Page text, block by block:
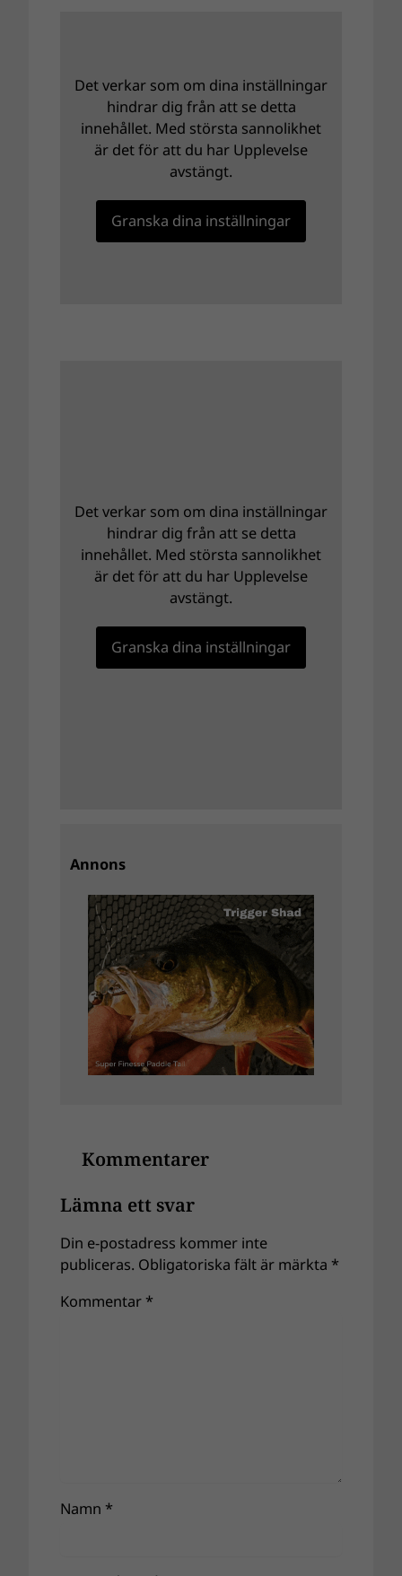
Det verkar som om dina inställningar
hindrar dig från att se detta
innehållet. Med största sannolikhet
är det för att du har Upplevelse
avstängt.
Granska dina inställningar
Det verkar som om dina inställningar
hindrar dig från att se detta
innehållet. Med största sannolikhet
är det för att du har Upplevelse
avstängt.
Granska dina inställningar
Annons
Kommentarer
Lämna ett svar
Din e-postadress kommer inte
publiceras. Obligatoriska fält är märkta *
Kommentar *
Namn *